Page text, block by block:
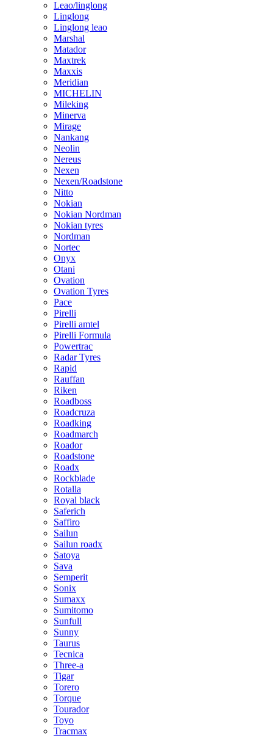
Leao/linglong
Linglong
Linglong leao
Marshal
Matador
Maxtrek
Maxxis
Meridian
MICHELIN
Mileking
Minerva
Mirage
Nankang
Neolin
Nereus
Nexen
Nexen/Roadstone
Nitto
Nokian
Nokian Nordman
Nokian tyres
Nordman
Nortec
Onyx
Otani
Ovation
Ovation Tyres
Pace
Pirelli
Pirelli amtel
Pirelli Formula
Powertrac
Radar Tyres
Rapid
Rauffan
Riken
Roadboss
Roadcruza
Roadking
Roadmarch
Roador
Roadstone
Roadx
Rockblade
Rotalla
Royal black
Saferich
Saffiro
Sailun
Sailun roadx
Satoya
Sava
Semperit
Sonix
Sumaxx
Sumitomo
Sunfull
Sunny
Taurus
Tecnica
Three-a
Tigar
Torero
Torque
Tourador
Toyo
Tracmax